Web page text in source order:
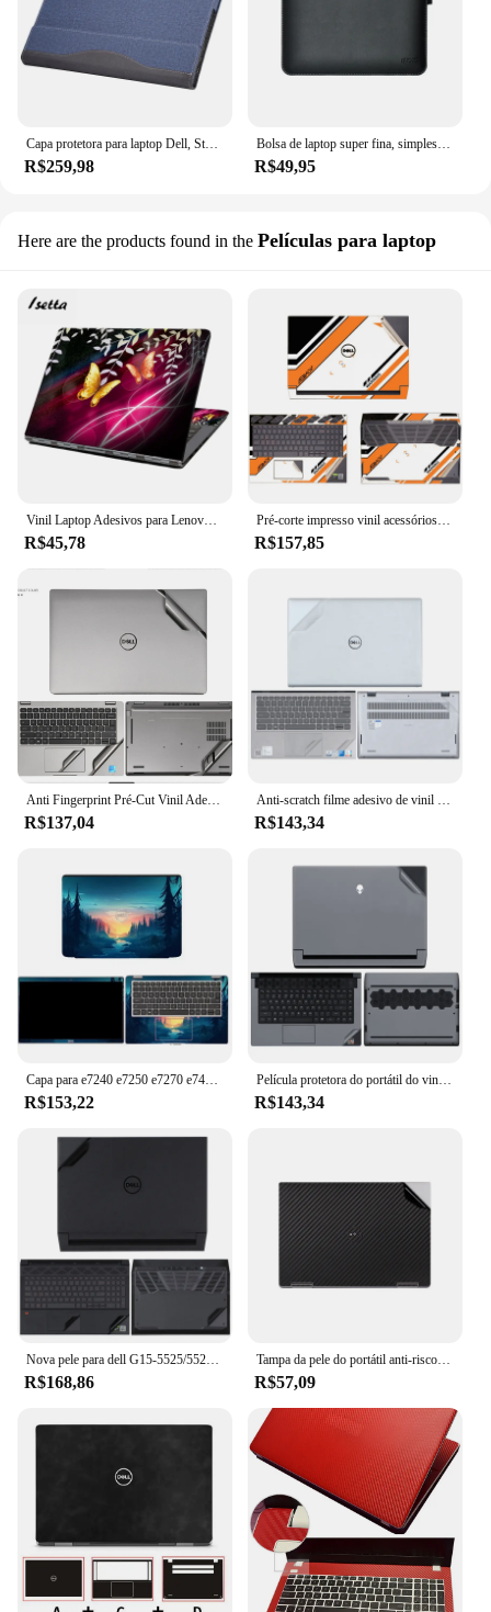
Capa protetora para laptop Dell, Stylus Presentes, Stylus para Dell Inspiron 16 Pro 5620 5625 5630 7630 Vostro 7620 5630 Plus 7640 PU
R$259,98
Bolsa de laptop super fina, simples e ultrafina, para dell xps 13 15(9350 9360 9370 9550 9560 9570), estilo transversal
R$49,95
Here are the products found in the Películas para laptop
Vinil Laptop Adesivos para Lenovo Asus HP, Decalque Tampa, Padrão Borboleta, DIY, 15.6 "Tampa, HP, Dell, 14", 15.6 ", 15.6", Venda Quente, 2023
R$45,78
Pré-corte impresso vinil acessórios do portátil decalque adesivo filme de pele para 2023 2022 dell g15 5530 5525 5521 5520 5515 5511 5510 g16
R$157,85
Anti Fingerprint Pré-Cut Vinil Adesivo, Laptop Skin Acessórios, Dell Precision 16 15.6 14.6 polegada 5680 5570 5560 7540 3480
R$137,04
Anti-scratch filme adesivo de vinil para laptop, anti-scratch adesivos para dell inspiron 4 plus 7440/inspiron 3558 5510 5515 7510 7610
R$143,34
Capa para e7240 e7250 e7270 e7440 e7450 e7470 pré-corte protetor do portátil adesivo pele para dell latitude e7000 12.5 14.6 polegadas
R$153,22
Película protetora do portátil do vinil do PVC, decalque, Alienware, M17, R5, X14, R1, X17, R2, M15, R4, M17, R4
R$143,34
R$168,86
Tampa da pele do portátil anti-risco, tampa da pele para Dell Latitude 5410, 5401, 7280, 7290, 7480, 7450, 7350, 3540, 7640, 3440, 7380, pré-corte
R$57,09